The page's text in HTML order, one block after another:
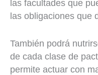
las facultades que
las obligaciones que
También podrá
de cada clase de
permite actuar con